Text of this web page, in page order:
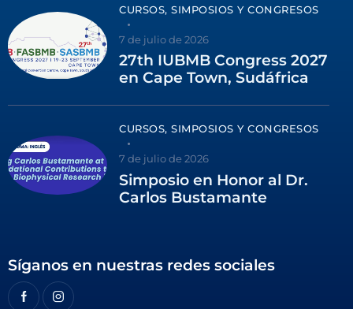
CURSOS, SIMPOSIOS Y CONGRESOS
7 de julio de 2026
27th IUBMB Congress 2027
en Cape Town, Sudáfrica
CURSOS, SIMPOSIOS Y CONGRESOS
7 de julio de 2026
Simposio en Honor al Dr.
Carlos Bustamante
Síganos en nuestras redes sociales